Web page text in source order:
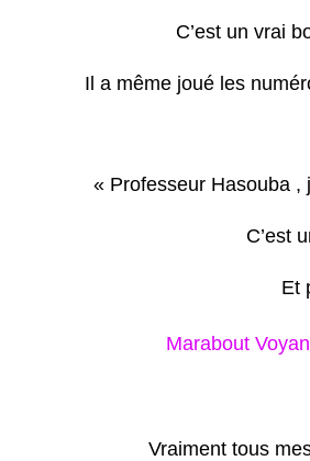
C’est un vrai
Il a même joué les
« Professeur Hasouba ,
C’est
Et
Marabout
Vraiment tous